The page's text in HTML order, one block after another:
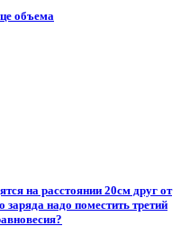
объема
на расстоянии 20см друг от
надо поместить третий